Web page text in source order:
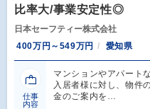
比率大/事業安定性◎
日本セーフティー株式会社
400万円～549万円
愛知県
仕事
内容
マンションやアパート
入居者様に対し、物件
金のご案内を…